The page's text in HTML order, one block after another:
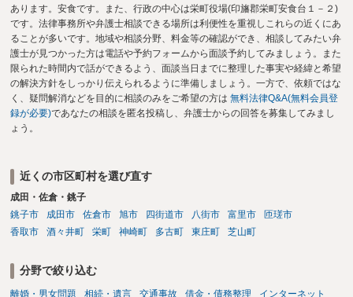
あります。安食です。また、行政の中心は栄町役場(印旛郡栄町安食台１－２)
です。法律事務所や弁護士相談できる場所は利便性を重視しこれらの近くにあ
ることが多いです。地域や相談分野、料金等の確認ができ、相談してみたい弁
護士が見つかった方は電話や予約フォームから面談予約してみましょう。また
限られた時間内で話ができるよう、面談当日までに整理した事実や経緯と希望
の解決方針をしっかり伝えられるように準備しましょう。一方で、依頼ではな
く、疑問解消などを目的に相談のみをご希望の方は 無料法律Q&A(無料会員登
録が必要)であなたの相談を匿名投稿し、弁護士からの回答を募集してみまし
ょう。
近くの市区町村を選び直す
成田・佐倉・銚子
銚子市
成田市 佐倉市 旭市 四街道市 八街市 富里市
匝瑳市
香取市
酒々井町 栄町 神崎町 多古町 東庄町 芝山町
分野で絞り込む
離婚・男女問題 相続・遺言 交通事故 借金・債務整理
インターネット